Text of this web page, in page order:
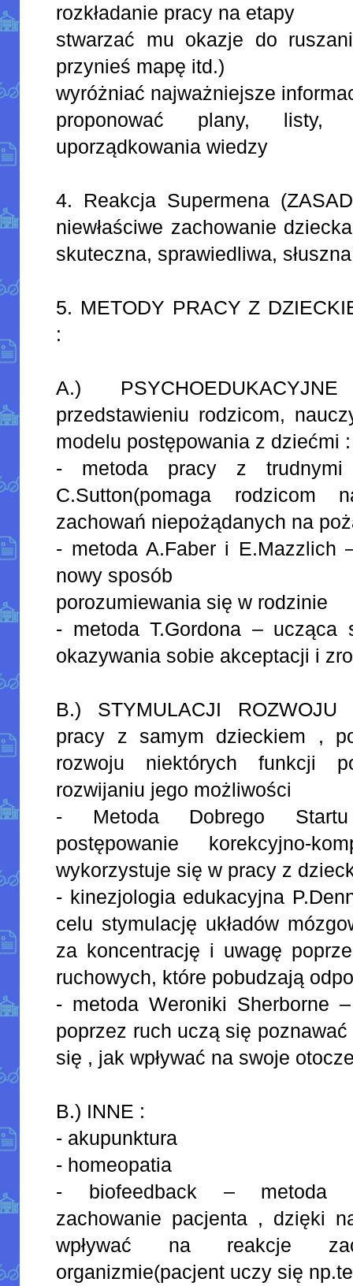
rozkładanie pracy na etapy
stwarzać mu okazje do
przynieś mapę itd.)
wyróżniać najważniejsze
proponować plany,
uporządkowania wiedzy
4. Reakcja Supermena
niewłaściwe zachowanie
skuteczna, sprawiedliwa,
5. METODY PRACY Z
:
A.)
przedstawieniu rodzicom,
modelu postępowania z dziećmi :
- metoda pracy z trudnymi
C.Sutton(pomaga rodzicom
zachowań niepożądanych na
- metoda A.Faber i E.Mazzlich
nowy sposób
porozumiewania się w rodzinie
- metoda T.Gordona – ucząca
okazywania sobie akceptacji i
B.) STYMULACJI
pracy z samym dzieckiem ,
rozwoju niektórych funkcji
rozwijaniu jego możliwości
- Metoda Dobrego
postępowanie korekcyjno-
wykorzystuje się w pracy z
- kinezjologia edukacyjna
celu stymulację układów
za koncentrację i uwagę
ruchowych, które pobudzają
- metoda Weroniki Sherborne
poprzez ruch uczą się
się , jak wpływać na swoje
B.) INNE :
- akupunktura
- homeopatia
- biofeedback – metoda
zachowanie pacjenta , dzięki
wpływać na reakcje
organizmie(pacjent uczy się